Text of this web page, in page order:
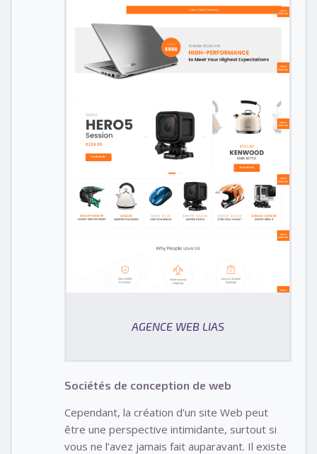
AGENCE WEB LIAS
Sociétés de conception de web
Cependant, la création d’un site Web peut
être une perspective intimidante, surtout si
vous ne l’avez jamais fait auparavant. Il existe